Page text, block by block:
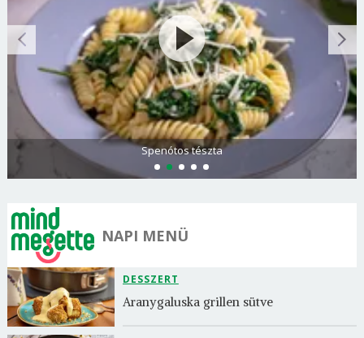
Spenótos tészta
NAPI MENÜ
DESSZERT
Aranygaluska grillen sütve